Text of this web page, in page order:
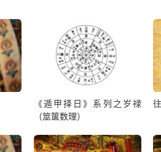
《遁甲择日》系列之岁禄
（筮箧数理）